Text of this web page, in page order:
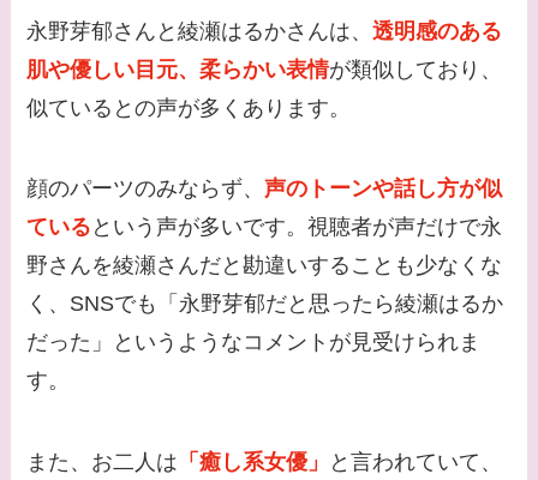
のきっかけ・効果は？
永野芽郁さんと綾瀬はるかさんは、透明感のある
肌や優しい目元、柔らかい表情が類似しており、
似ているとの声が多くあります。
顔のパーツのみならず、声のトーンや話し方が似
ている という声が多いです。視聴者が声だけで永
野さんを綾瀬さんだと勘違いすることも少なくな
く、SNSでも「永野芽郁だと思ったら綾瀬はるか
だった」というようなコメントが見受けられま
す。
また、お二人は 「癒し系女優」
と言われていて、